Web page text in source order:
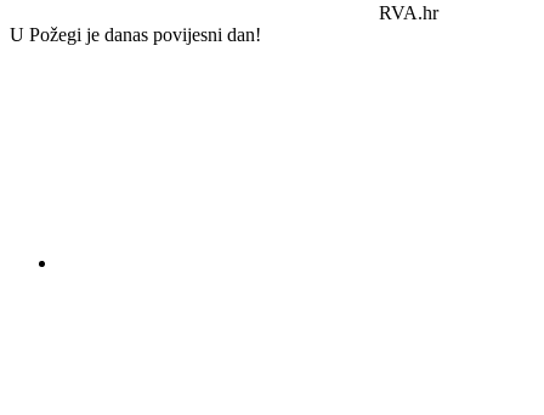
RVA.hr
U Požegi je danas povijesni dan!